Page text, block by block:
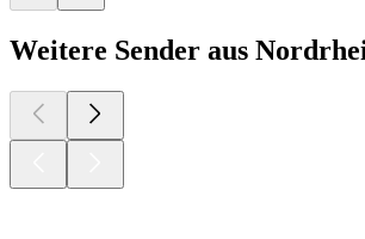
Weitere Sender aus